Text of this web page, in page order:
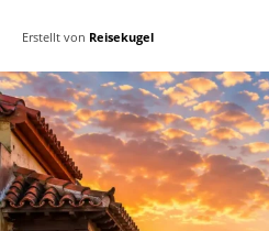
Erstellt von Reisekugel